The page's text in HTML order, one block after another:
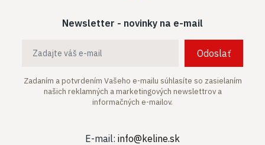
Newsletter - novinky na e-mail
Odoslať
Zadaním a potvrdením Vašeho e-mailu súhlasíte so zasielaním
našich reklamných a marketingových newslettrov a
informačných e-mailov.
E-mail: info@keline.sk